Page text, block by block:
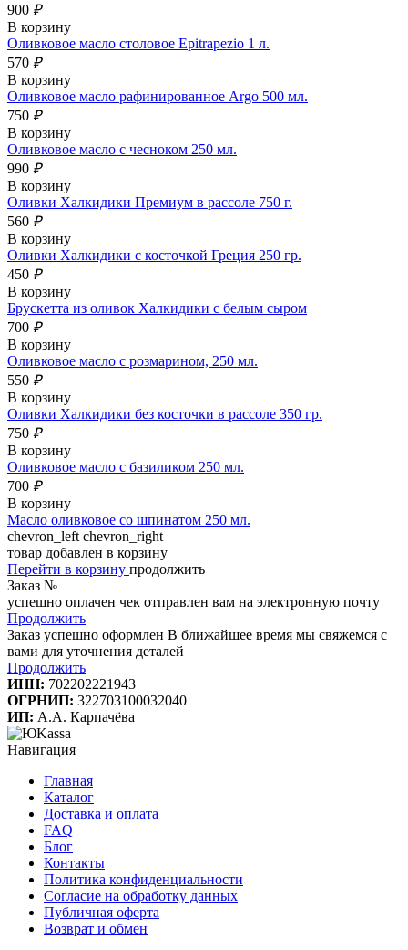
900 ₽
В корзину
Оливковое масло столовое Epitrapezio 1 л.
570 ₽
В корзину
Оливковое масло рафинированное Argo 500 мл.
750 ₽
В корзину
Оливковое масло с чесноком 250 мл.
990 ₽
В корзину
Оливки Халкидики Премиум в рассоле 750 г.
560 ₽
В корзину
Оливки Халкидики с косточкой Греция 250 гр.
450 ₽
В корзину
Брускетта из оливок Халкидики с белым сыром
700 ₽
В корзину
Оливковое масло с розмарином, 250 мл.
550 ₽
В корзину
Оливки Халкидики без косточки в рассоле 350 гр.
750 ₽
В корзину
Оливковое масло с базиликом 250 мл.
700 ₽
В корзину
Масло оливковое со шпинатом 250 мл.
chevron_left chevron_right
товар добавлен в корзину
Перейти в корзину продолжить
Заказ №
успешно оплачен чек отправлен вам на электронную почту
Продолжить
Заказ успешно оформлен В ближайшее время мы свяжемся с
вами для уточнения деталей
Продолжить
ИНН: 702202221943
ОГРНИП: 322703100032040
ИП: А.А. Карпачёва
Навигация
Главная
Каталог
Доставка и оплата
FAQ
Блог
Контакты
Политика конфиденциальности
Согласие на обработку данных
Публичная оферта
Возврат и обмен